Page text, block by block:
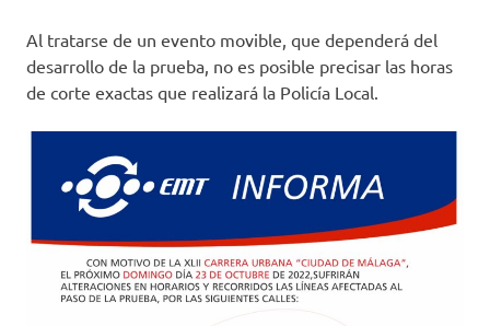
Al tratarse de un evento movible, que dependerá del
desarrollo de la prueba, no es posible precisar las horas
de corte exactas que realizará la Policía Local.